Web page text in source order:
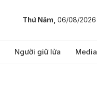
Thứ Năm, 06/08/2026
Người giữ lửa Media